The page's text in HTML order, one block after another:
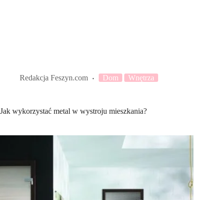
Redakcja Feszyn.com Dom Wnętrza
Jak wykorzystać metal w wystroju mieszkania?